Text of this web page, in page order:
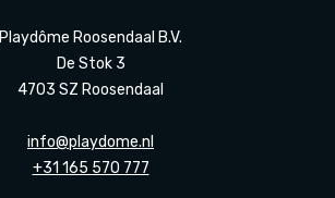
Playdôme Roosendaal B.V.
De Stok 3
4703 SZ Roosendaal
info@playdome.nl
+31 165 570 777